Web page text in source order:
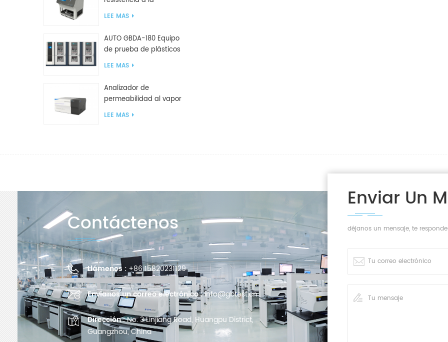
compresión GBN200G
LEE MAS
AUTO GBDA-180 Equipo
de prueba de plásticos
para degradación de
LEE MAS
Analizador de
permeabilidad al vapor
de agua W812 (método
LEE MAS
Contáctenos
Llámenos : +86 15820231129
Envíanos un correo electrónico :info@gbtest.cn
Dirección :No. 3 Linjiang Road, Huangpu District,
Guangzhou, China
Enviar Un
déjanos un mensaje, te